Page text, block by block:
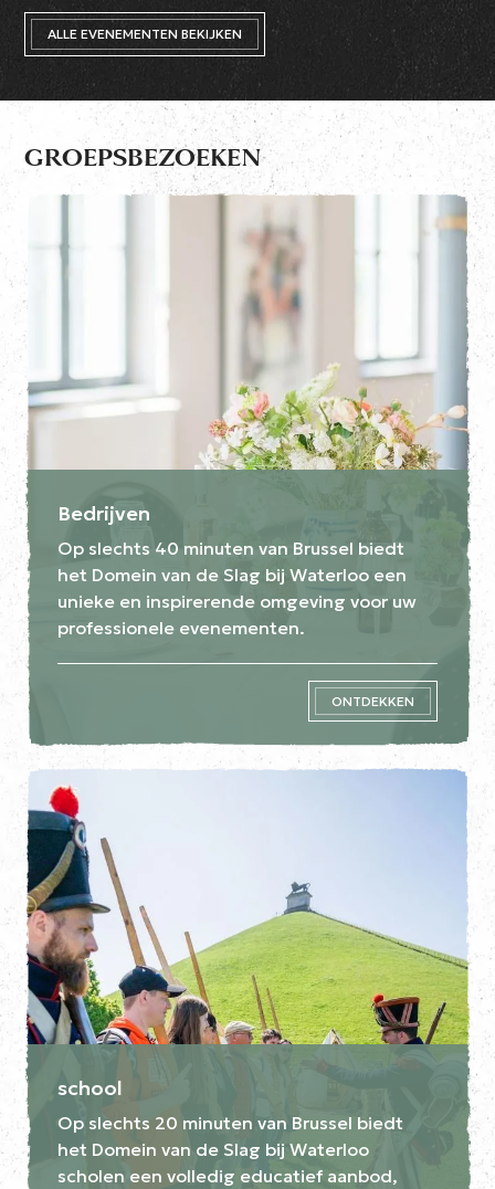
ALLE EVENEMENTEN BEKIJKEN
GROEPSBEZOEKEN
Bedrijven
Op slechts 40 minuten van Brussel biedt
het Domein van de Slag bij Waterloo een
unieke en inspirerende omgeving voor uw
professionele evenementen.
ONTDEKKEN
school
Op slechts 20 minuten van Brussel biedt
het Domein van de Slag bij Waterloo
scholen een volledig educatief aanbod,